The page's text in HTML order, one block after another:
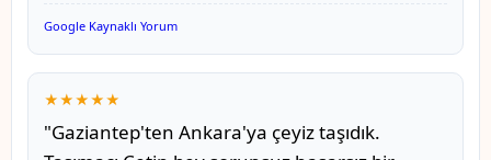
Google Kaynaklı Yorum
★★★★★
"Gaziantep'ten Ankara'ya çeyiz taşıdık.